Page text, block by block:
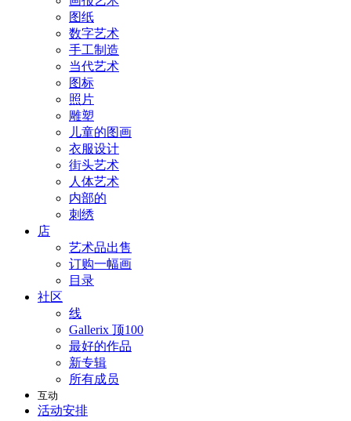
图纸
数字艺术
手工制造
当代艺术
图标
照片
雕塑
儿童的图画
衣服设计
街头艺术
人体艺术
内部的
刺绣
店
艺术品出售
订购一幅画
目录
社区
线
Gallerix 顶100
最好的作品
新专辑
所有成员
互动
活动安排